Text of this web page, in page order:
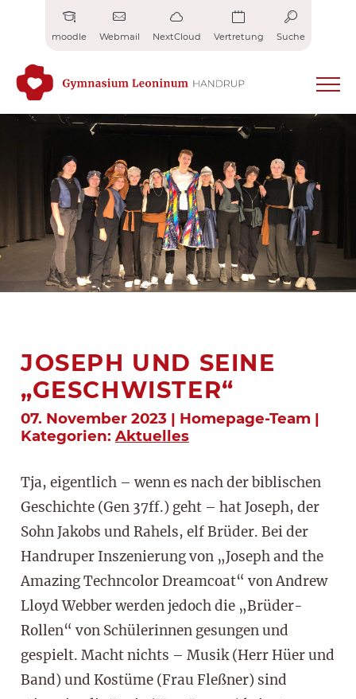
moodle Webmail NextCloud Vertretung Suche
JOSEPH UND SEINE
„GESCHWISTER“
07. November 2023 | Homepage-Team |
Kategorien: Aktuelles
Tja, eigentlich – wenn es nach der biblischen
Geschichte (Gen 37ff.) geht – hat Joseph, der
Sohn Jakobs und Rahels, elf Brüder. Bei der
Handruper Inszenierung von „Joseph and the
Amazing Techncolor Dreamcoat“ von Andrew
Lloyd Webber werden jedoch die „Brüder-
Rollen“ von Schülerinnen gesungen und
gespielt. Macht nichts – Musik (Herr Hüer und
Band) und Kostüme (Frau Fleßner) sind